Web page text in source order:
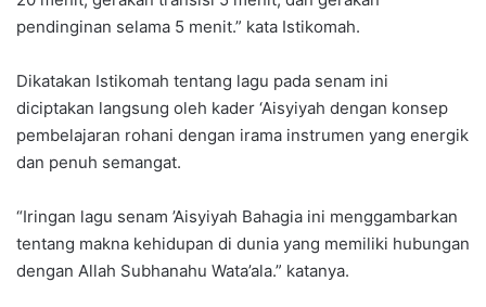
pendinginan selama 5 menit.” kata Istikomah.
Dikatakan Istikomah tentang lagu pada senam ini
diciptakan langsung oleh kader ‘Aisyiyah dengan konsep
pembelajaran rohani dengan irama instrumen yang energik
dan penuh semangat.
“Iringan lagu senam ’Aisyiyah Bahagia ini menggambarkan
tentang makna kehidupan di dunia yang memiliki hubungan
dengan Allah Subhanahu Wata’ala.” katanya.